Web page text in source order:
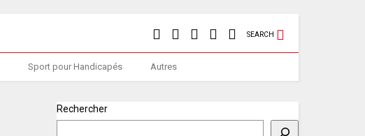
SEARCH
Sport pour Handicapés Autres
Rechercher